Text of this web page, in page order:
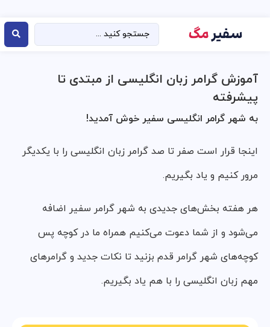
آموزش گرامر زبان انگلیسی از مبتدی تا
پیشرفته
به شهر گرامر انگلیسی سفیر خوش آمدید!
اینجا قرار است صفر تا صد گرامر زبان انگلیسی را با یکدیگر
مرور کنیم و یاد بگیریم.
هر هفته بخش‌های جدیدی به شهر گرامر سفیر اضافه
می‌شود و از شما دعوت می‌کنیم همراه ما در کوچه پس
کوچه‌های شهر گرامر قدم بزنید تا نکات جدید و گرامرهای
مهم زبان انگلیسی را با هم یاد بگیریم.